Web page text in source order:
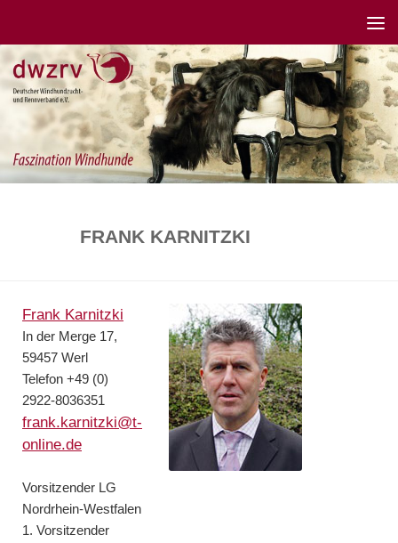
FRANK KARNITZKI
Frank Karnitzki
In der Merge 17,
59457 Werl
Telefon +49 (0)
2922-8036351
frank.karnitzki@t-
online.de
Vorsitzender LG
Nordrhein-Westfalen
1. Vorsitzender